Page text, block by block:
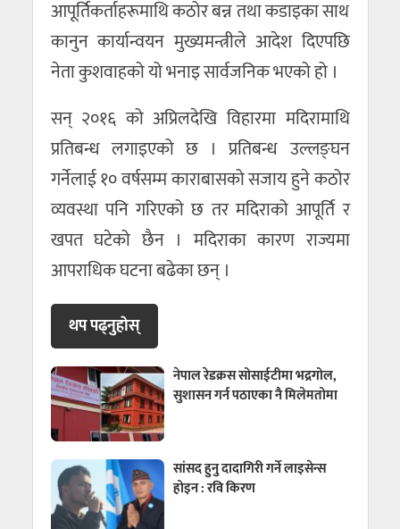
आपूर्तिकर्ताहरूमाथि कठोर बन्न तथा कडाइका साथ
कानुन कार्यान्वयन मुख्यमन्त्रीले आदेश दिएपछि
नेता कुशवाहको यो भनाइ सार्वजनिक भएको हो ।
सन् २०१६ को अप्रिलदेखि विहारमा मदिरामाथि
प्रतिबन्ध लगाइएको छ । प्रतिबन्ध उल्लङ्घन
गर्नेलाई १० वर्षसम्म काराबासको सजाय हुने कठोर
व्यवस्था पनि गरिएको छ तर मदिराको आपूर्ति र
खपत घटेको छैन । मदिराका कारण राज्यमा
आपराधिक घटना बढेका छन् ।
थप पढ्नुहाेस्
नेपाल रेडक्रस सोसाईटीमा भद्रगोल,
सुशासन गर्न पठाएका नै मिलेमतोमा
सांसद हुनु दादागिरी गर्ने लाइसेन्स
होइन : रवि किरण